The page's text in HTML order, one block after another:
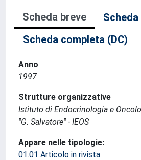
Scheda breve
Scheda completa (DC)
Anno
1997
Strutture organizzative
Istituto di Endocrinologia e
''G. Salvatore'' - IEOS
Appare nelle tipologie:
01.01 Articolo in rivista